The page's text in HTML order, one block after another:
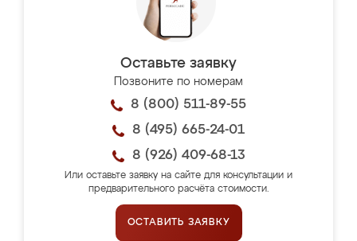
Оставьте заявку
Позвоните по номерам
8 (800) 511-89-55
8 (495) 665-24-01
8 (926) 409-68-13
Или оставьте заявку на сайте для консультации и
предварительного расчёта стоимости.
ОСТАВИТЬ ЗАЯВКУ